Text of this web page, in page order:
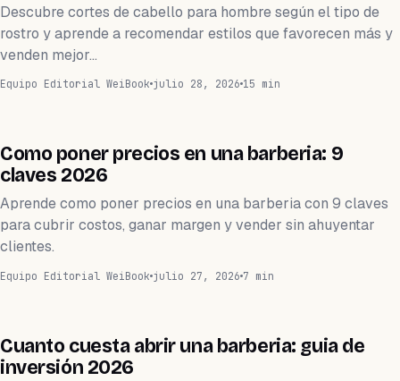
Descubre cortes de cabello para hombre según el tipo de
rostro y aprende a recomendar estilos que favorecen más y
venden mejor…
Equipo Editorial WeiBook julio 28, 2026 15 min
Como poner precios en una barberia: 9
claves 2026
Aprende como poner precios en una barberia con 9 claves
para cubrir costos, ganar margen y vender sin ahuyentar
clientes.
Equipo Editorial WeiBook julio 27, 2026 7 min
BARBERÍA
Cuanto cuesta abrir una barberia: guia de
inversión 2026